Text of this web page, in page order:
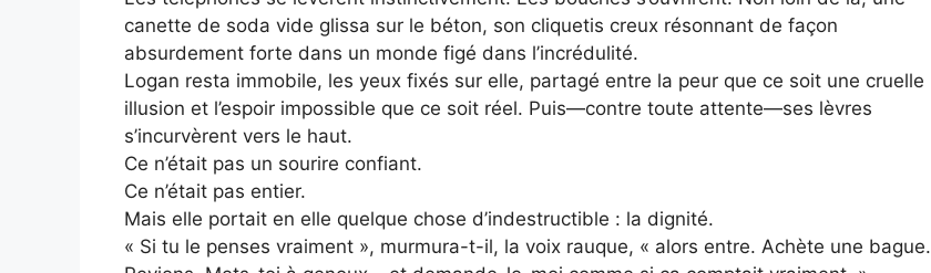
canette de soda vide glissa sur le béton, son cliquetis creux résonnant de façon
absurdement forte dans un monde figé dans l’incrédulité.
Logan resta immobile, les yeux fixés sur elle, partagé entre la peur que ce soit une cruelle
illusion et l’espoir impossible que ce soit réel. Puis—contre toute attente—ses lèvres
s’incurvèrent vers le haut.
Ce n’était pas un sourire confiant.
Ce n’était pas entier.
Mais elle portait en elle quelque chose d’indestructible : la dignité.
« Si tu le penses vraiment », murmura-t-il, la voix rauque, « alors entre. Achète une bague.